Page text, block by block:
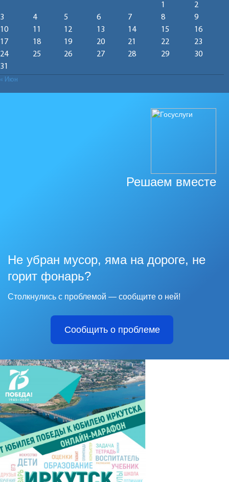
1
2
3
4 5 6 7 8
9
10
11 12 13 14 15
16
17
18 19 20 21 22
23
24
25 26 27 28 29
30
31
« Июн
Решаем вместе
Не убран мусор, яма на дороге, не
горит фонарь?
Столкнулись с проблемой — сообщите о ней!
Сообщить о проблеме